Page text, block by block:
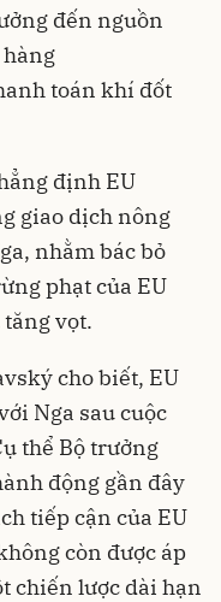
đến nguồn
toán khí đốt
định EU
giao dịch nông
nhằm bác bỏ
phạt của EU
vọt.
cho biết, EU
Nga sau cuộc
thể Bộ trưởng
động gần đây
tiếp cận của EU
còn được áp
chiến lược dài hạn